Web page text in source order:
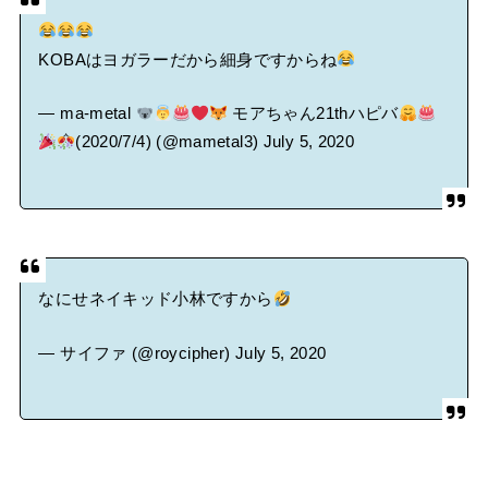
KOBAはヨガラーだから細身ですからね
— ma-metal
モアちゃん21thハピバ
(2020/7/4) (@mametal3) July 5, 2020
なにせネイキッド小林ですから
— サイファ (@roycipher) July 5, 2020